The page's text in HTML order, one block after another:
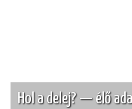
Hol a delej? — élő